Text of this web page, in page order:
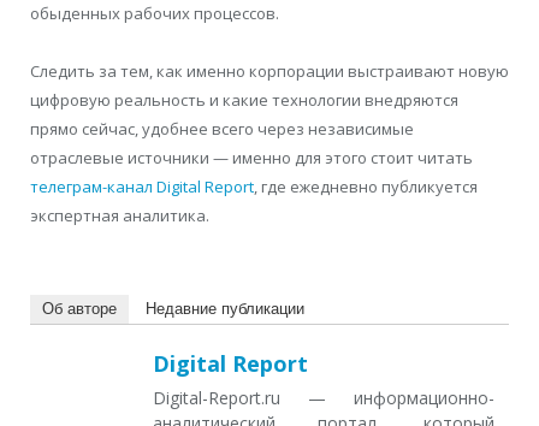
обыденных рабочих процессов.
Следить за тем, как именно корпорации выстраивают новую
цифровую реальность и какие технологии внедряются
прямо сейчас, удобнее всего через независимые
отраслевые источники — именно для этого стоит читать
телеграм-канал Digital Report, где ежедневно публикуется
экспертная аналитика.
Об авторе Недавние публикации
Digital Report
Digital-Report.ru — информационно-